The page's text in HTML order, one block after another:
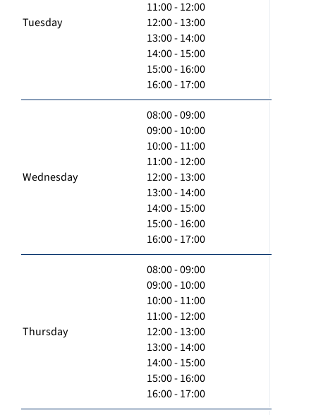
Tuesday
11:00 - 12:00
12:00 - 13:00
13:00 - 14:00
14:00 - 15:00
15:00 - 16:00
16:00 - 17:00
Wednesday
08:00 - 09:00
09:00 - 10:00
10:00 - 11:00
11:00 - 12:00
12:00 - 13:00
13:00 - 14:00
14:00 - 15:00
15:00 - 16:00
16:00 - 17:00
Thursday
08:00 - 09:00
09:00 - 10:00
10:00 - 11:00
11:00 - 12:00
12:00 - 13:00
13:00 - 14:00
14:00 - 15:00
15:00 - 16:00
16:00 - 17:00